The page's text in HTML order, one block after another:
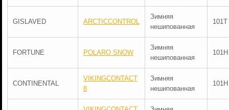
GISLAVED ARCTICCONTROL
Зимняя
нешипованная
101T
FORTUNE POLARO SNOW
Зимняя
нешипованная
101H
CONTINENTAL
VIKINGCONTACT
8
Зимняя
нешипованная
101H